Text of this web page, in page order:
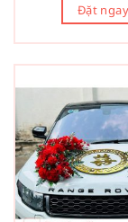
Đặt ngay